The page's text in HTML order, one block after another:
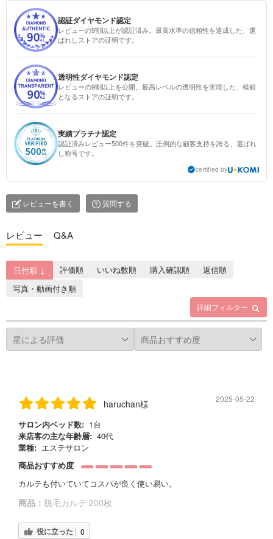
認証ダイヤモンド認定
レビューの9割以上が認証済み。最高水準の信頼性を達成した、選
ばれしストアの証明です。
透明性ダイヤモンド認定
レビューの9割以上を公開。最高レベルの透明性を実現した、模範
となるストアの証明です。
実績プラチナ認定
認証済みレビュー500件を突破。圧倒的な顧客支持を誇る、選ばれ
し称号です。
certified by
レビューを書く 質問する
レビュー Q&A
詳細フィルター
日付順 ↓ 評価順 いいね数順 購入確認順
返信順
写真・動画付き順
haruchan様 2025-05-22
サロン内ベッド数: 1台
来店客の主な年齢層: 40代
業種: エステサロン
商品おすすめ度
カルテも付いていてコスパが良く使い易い。
商品： 脱毛カルテ 200枚
役に立った 0